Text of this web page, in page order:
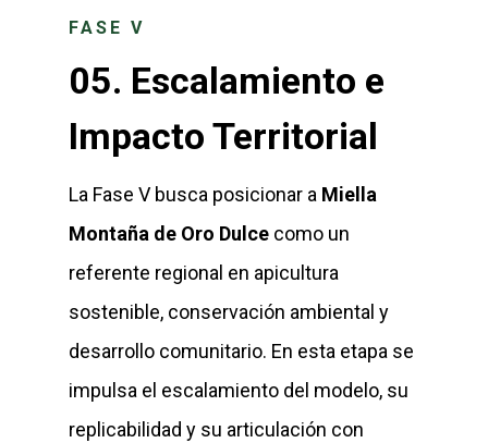
FASE V
05. Escalamiento e
Impacto Territorial
La Fase V busca posicionar a Miella
Montaña de Oro Dulcecomo un
referente regional en apicultura
sostenible, conservación ambiental y
desarrollo comunitario. En esta etapa se
impulsa el escalamiento del modelo, su
replicabilidad y su articulación con